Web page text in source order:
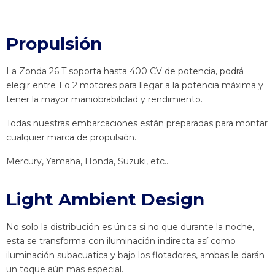
Propulsión
La Zonda 26 T soporta hasta 400 CV de potencia, podrá
elegir entre 1 o 2 motores para llegar a la potencia máxima y
tener la mayor maniobrabilidad y rendimiento.
Todas nuestras embarcaciones están preparadas para montar
cualquier marca de propulsión.
Mercury, Yamaha, Honda, Suzuki, etc…
Light Ambient Design
No solo la distribución es única si no que durante la noche,
esta se transforma con iluminación indirecta así como
iluminación subacuatica y bajo los flotadores, ambas le darán
un toque aún mas especial.